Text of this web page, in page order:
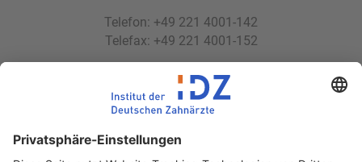
Telefon: +49 221 4001-142
Telefax: +49 221 4001-152
idz(at)idz.institute
Web: www.idz.institute